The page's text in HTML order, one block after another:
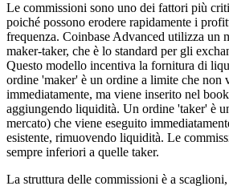
Le commissioni sono uno dei fattori più
poiché possono erodere rapidamente i
frequenza. Coinbase Advanced utilizza un
maker-taker, che è lo standard per gli
Questo modello incentiva la fornitura di
ordine 'maker' è un ordine a limite che non
immediatamente, ma viene inserito nel
aggiungendo liquidità. Un ordine 'taker' è
mercato) che viene eseguito
esistente, rimuovendo liquidità. Le
sempre inferiori a quelle taker.
La struttura delle commissioni è a